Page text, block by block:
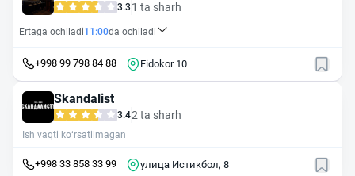
3.3 1 ta sharh
Ertaga ochiladi11:00da ochiladi
+998 99 798 84 88 Fidokor 10
Skandalist
3.42 ta sharh
Ish vaqti ko‘rsatilmagan
+998 33 858 33 99 улица Истикбол, 8